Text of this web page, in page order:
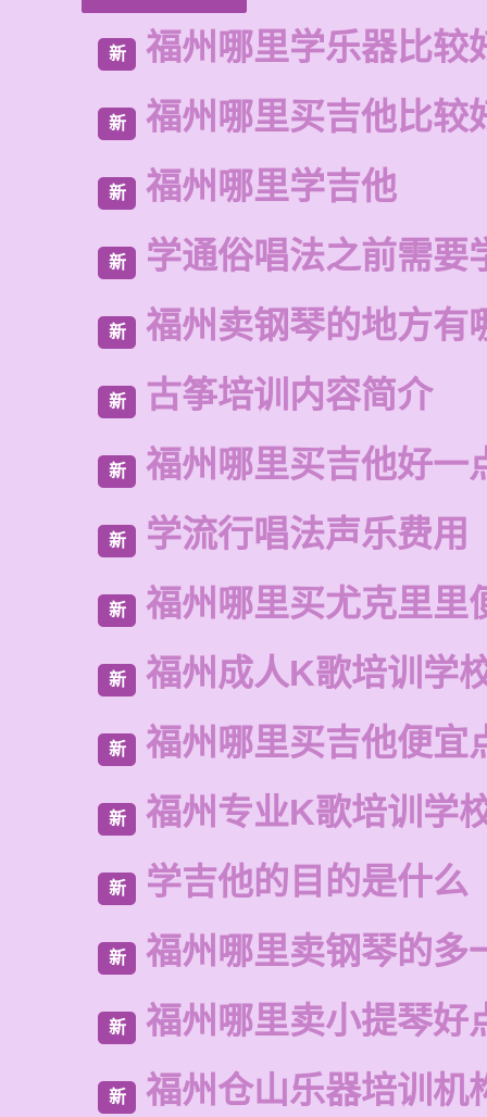
新 福州哪里学乐器比较
新 福州哪里买吉他比较
新 福州哪里学吉他
新 学通俗唱法之前需要
新 福州卖钢琴的地方有
新 古筝培训内容简介
新 福州哪里买吉他好一
新 学流行唱法声乐费用
新 福州哪里买尤克里里
新 福州成人K歌培训学
新 福州哪里买吉他便宜
新 福州专业K歌培训学
新 学吉他的目的是什么
新 福州哪里卖钢琴的多
新 福州哪里卖小提琴好
新 福州仓山乐器培训机